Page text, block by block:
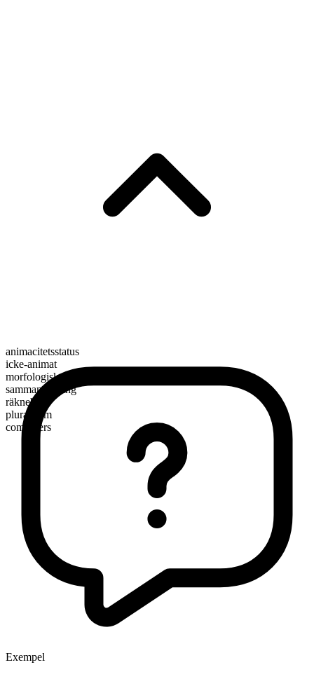
animacitetsstatus
icke-animat
morfologisk sammansättning
sammansättning
räknebart
pluralform
computers
Exempel